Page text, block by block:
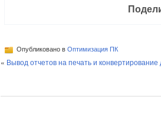
Опубликовано в Оптимизация ПК
« Вывод отчетов на печать и